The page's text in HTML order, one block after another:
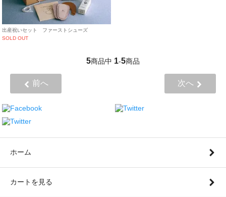
出産祝いセット ファーストシューズ
SOLD OUT
5商品中 1-5商品
前へ 次へ
ホーム
カートを見る